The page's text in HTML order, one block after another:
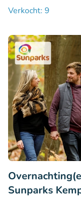
Verkocht: 9
Sunparks